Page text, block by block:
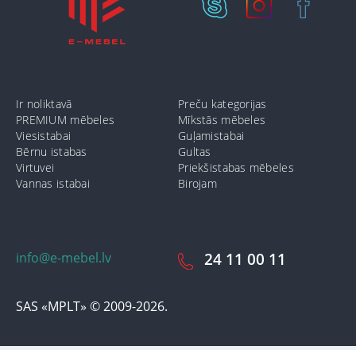
info@e-mebel.lv
SAS «MPLT» © 2009-2026.
24 11 00 11
Ir noliktavā
Preču kategorijas
PREMIUM mēbeles
Mīkstās mēbeles
Viesistabai
Guļamistabai
Bērnu istabas
Gultas
Virtuvei
Priekšistabas mēbeles
Vannas istabai
Birojam